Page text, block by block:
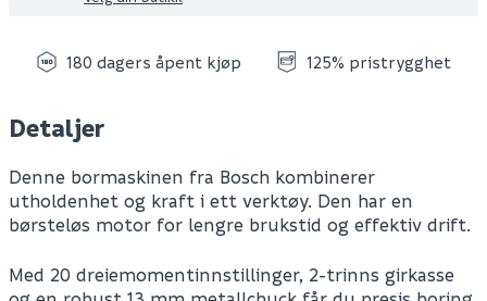
180 dagers åpent kjøp 125% pristrygghet
Detaljer
Denne bormaskinen fra Bosch kombinerer
utholdenhet og kraft i ett verktøy. Den har en
børsteløs motor for lengre brukstid og effektiv drift.
Med 20 dreiemomentinnstillinger, 2-trinns girkasse